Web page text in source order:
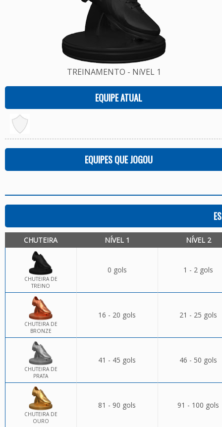
TREINAMENTO - NíVEL 1
EQUIPE ATUAL
EQUIPES QUE JOGOU
CHUTEIRA NÍVEL 1 NÍVEL 2
CHUTEIRA DE
TREINO
0 gols 1 - 2 gols
CHUTEIRA DE
BRONZE
16 - 20 gols 21 - 25 gols
CHUTEIRA DE
PRATA
41 - 45 gols 46 - 50 gols
CHUTEIRA DE
OURO
81 - 90 gols 91 - 100 gols